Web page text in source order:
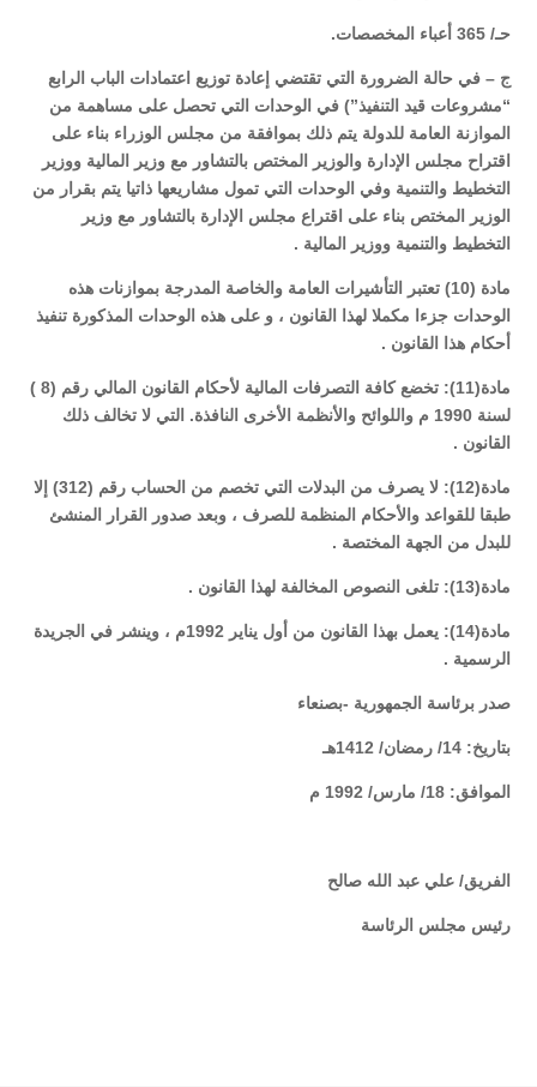
حـ/ 365 أعباء المخصصات.
ج – في حالة الضرورة التي تقتضي إعادة توزيع اعتمادات الباب الرابع
“مشروعات قيد التنفيذ”) في الوحدات التي تحصل على مساهمة من
الموازنة العامة للدولة يتم ذلك بموافقة من مجلس الوزراء بناء على
اقتراح مجلس الإدارة والوزير المختص بالتشاور مع وزير المالية ووزير
التخطيط والتنمية وفي الوحدات التي تمول مشاريعها ذاتيا يتم بقرار من
الوزير المختص بناء على اقتراع مجلس الإدارة بالتشاور مع وزير
التخطيط والتنمية ووزير المالية .
مادة (10) تعتبر التأشيرات العامة والخاصة المدرجة بموازنات هذه
الوحدات جزءا مكملا لهذا القانون ، و على هذه الوحدات المذكورة تنفيذ
أحكام هذا القانون .
مادة(11): تخضع كافة التصرفات المالية لأحكام القانون المالي رقم (8 )
لسنة 1990 م واللوائح والأنظمة الأخرى النافذة. التي لا تخالف ذلك
القانون .
مادة(12): لا يصرف من البدلات التي تخصم من الحساب رقم (312) إلا
طبقا للقواعد والأحكام المنظمة للصرف ، وبعد صدور القرار المنشئ
للبدل من الجهة المختصة .
مادة(13): تلغى النصوص المخالفة لهذا القانون .
مادة(14): يعمل بهذا القانون من أول يناير 1992م ، وينشر في الجريدة
الرسمية .
صدر برئاسة الجمهورية -بصنعاء
بتاريخ: 14/ رمضان/ 1412هـ
الموافق: 18/ مارس/ 1992 م
الفريق/ علي عبد الله صالح
رئيس مجلس الرئاسة